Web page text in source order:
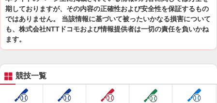
期しておりますが、その内容の正確性および安全性を保証するもの
ではありません。 当該情報に基づいて被ったいかなる損害について
も、株式会社NTTドコモおよび情報提供者は一切の責任を負いかね
ます。
競技一覧